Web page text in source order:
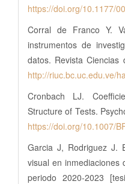
https://doi.org/10.1177/
Corral de Franco Y.
instrumentos de
datos. Revista Ciencias
http://riuc.bc.uc.edu.ve/
Cronbach LJ.
Structure of Tests.
https://doi.org/10.1007/
Garcia J, Rodriguez J.
visual en inmediaciones
periodo 2020-2023